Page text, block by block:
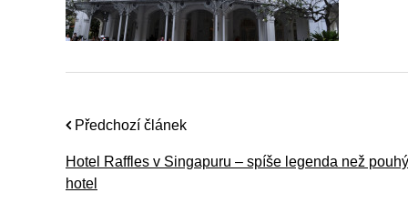
Předchozí článek
Hotel Raffles v Singapuru – spíše legenda než pouhý
hotel